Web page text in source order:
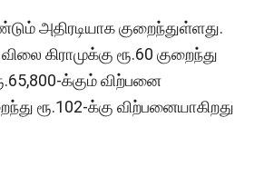
அதிரடியாக குறைந்துள்ளது.
கிராமுக்கு ரூ.60 குறைந்து
க்கும் விற்பனை
ரூ.102-க்கு விற்பனையாகிறது